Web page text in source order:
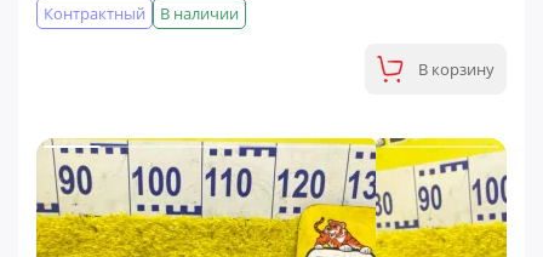
В наличии
Контрактный
В корзину